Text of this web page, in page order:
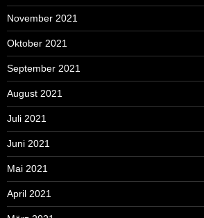
November 2021
Oktober 2021
September 2021
August 2021
Juli 2021
Juni 2021
Mai 2021
April 2021